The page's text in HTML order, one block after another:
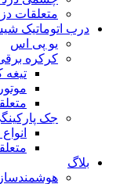
متعلقات
درب اتوماتیک
یو پی اس
کرکره
جک
بلاگ